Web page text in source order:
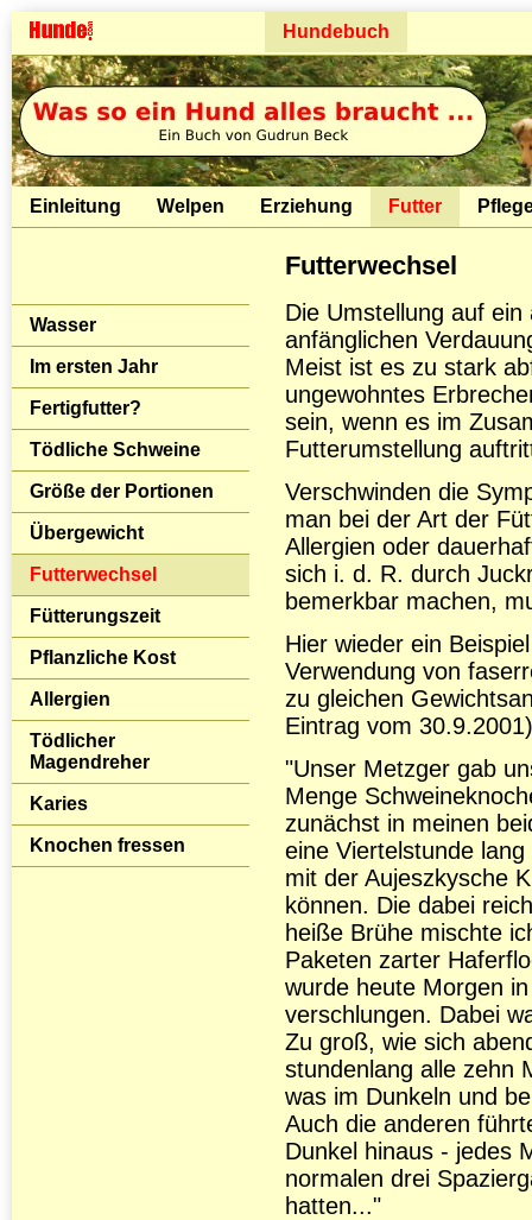
Hundebuch
Einleitung Welpen Erziehung Futter
Wasser
Im ersten Jahr
Fertigfutter?
Tödliche Schweine
Größe der Portionen
Übergewicht
Futterwechsel
Fütterungszeit
Pflanzliche Kost
Allergien
Tödlicher
Magendreher
Karies
Knochen fressen
Futterwechsel
Die Umstellung auf
anfänglichen
Meist ist es zu stark
ungewohntes
sein, wenn es im
Futterumstellung
Verschwinden die
man bei der Art der
Allergien oder
sich i. d. R. durch
bemerkbar machen,
Hier wieder ein
Verwendung von
zu gleichen
Eintrag vom
"Unser Metzger gab
Menge
zunächst in meinen
eine Viertelstunde
mit der Aujeszkysche
können. Die dabei
heiße Brühe mischte
Paketen zarter
wurde heute Morgen
verschlungen. Dabei
Zu groß, wie sich
stundenlang alle zehn
was im Dunkeln und
Auch die anderen
Dunkel hinaus - jedes
normalen drei
hatten..."